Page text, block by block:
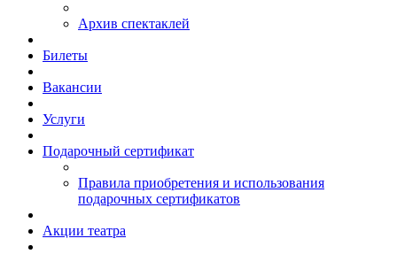
Архив спектаклей
Билеты
Вакансии
Услуги
Подарочный сертификат
Правила приобретения и использования
подарочных сертификатов
Акции театра